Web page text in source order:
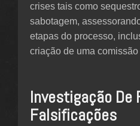
crises tais como
sabotagem,
etapas do processo,
criação de uma
Investigação De
Falsificações